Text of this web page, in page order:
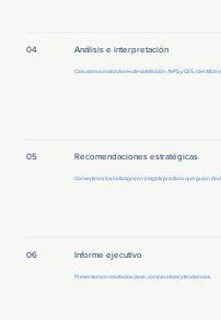
04 Análisis e interpretación
Calculamos indicadores de satisfacción, NPS y CES,
05 Recomendaciones estratégicas
Convertimos los hallazgos en insights prácticos que guían
06 Informe ejecutivo
Presentamos resultados clave, comparativos y tendencias.